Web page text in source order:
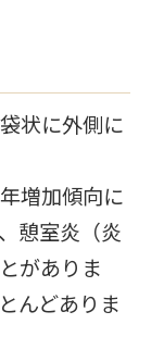
状に外側に
増加傾向に
憩室炎（炎
がありま
んどありま